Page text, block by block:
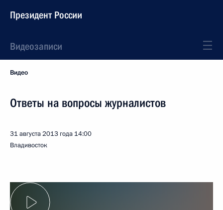
Президент России
Видеозаписи
Видео
Ответы на вопросы журналистов
31 августа 2013 года 14:00
Владивосток